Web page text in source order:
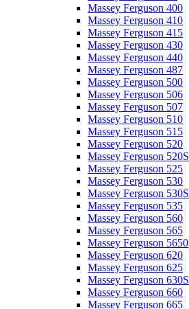
Massey Ferguson 400
Massey Ferguson 410
Massey Ferguson 415
Massey Ferguson 430
Massey Ferguson 440
Massey Ferguson 487
Massey Ferguson 500
Massey Ferguson 506
Massey Ferguson 507
Massey Ferguson 510
Massey Ferguson 515
Massey Ferguson 520
Massey Ferguson 520S
Massey Ferguson 525
Massey Ferguson 530
Massey Ferguson 530S
Massey Ferguson 535
Massey Ferguson 560
Massey Ferguson 565
Massey Ferguson 5650
Massey Ferguson 620
Massey Ferguson 625
Massey Ferguson 630S
Massey Ferguson 660
Massey Ferguson 665